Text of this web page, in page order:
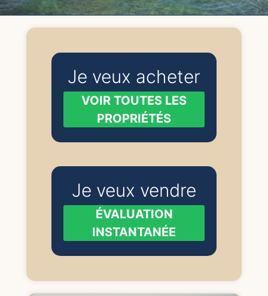
Je veux acheter
VOIR TOUTES LES
PROPRIÉTÉS
Je veux vendre
ÉVALUATION
INSTANTANÉE